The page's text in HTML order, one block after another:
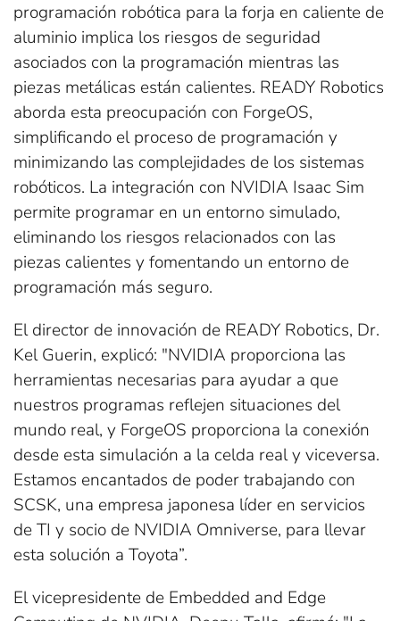
programación robótica para la forja en caliente de
aluminio implica los riesgos de seguridad
asociados con la programación mientras las
piezas metálicas están calientes. READY Robotics
aborda esta preocupación con ForgeOS,
simplificando el proceso de programación y
minimizando las complejidades de los sistemas
robóticos. La integración con NVIDIA Isaac Sim
permite programar en un entorno simulado,
eliminando los riesgos relacionados con las
piezas calientes y fomentando un entorno de
programación más seguro.
El director de innovación de READY Robotics, Dr.
Kel Guerin, explicó: "NVIDIA proporciona las
herramientas necesarias para ayudar a que
nuestros programas reflejen situaciones del
mundo real, y ForgeOS proporciona la conexión
desde esta simulación a la celda real y viceversa.
Estamos encantados de poder trabajando con
SCSK, una empresa japonesa líder en servicios
de TI y socio de NVIDIA Omniverse, para llevar
esta solución a Toyota”.
El vicepresidente de Embedded and Edge